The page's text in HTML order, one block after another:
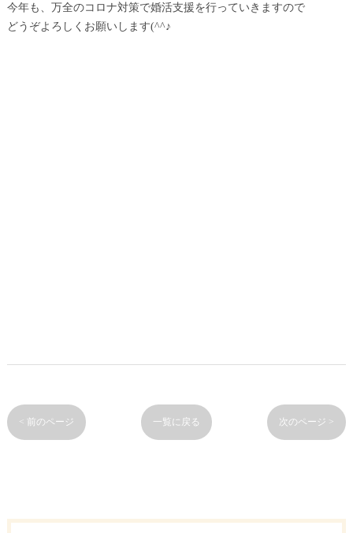
今年も、万全のコロナ対策で婚活支援を行っていきますので
どうぞよろしくお願いします(^^♪
< 前のページ 一覧に戻る 次のページ >